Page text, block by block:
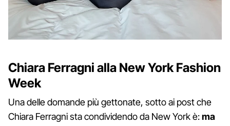
Chiara Ferragni alla New York Fashion
Week
Una delle domande più gettonate, sotto ai post che
Chiara Ferragni sta condividendo da New York è:ma